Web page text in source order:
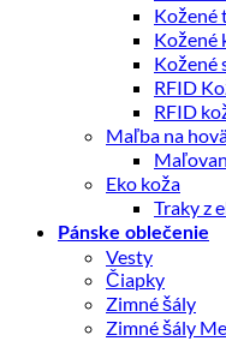
Kožené
Kožené
Kožené
RFID
RFID
Maľba na
Eko koža
Traky z
Pánske oblečenie
Vesty
Čiapky
Zimné šály
Zimné šály